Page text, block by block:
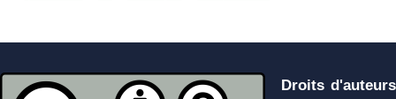
Droits d'auteurs